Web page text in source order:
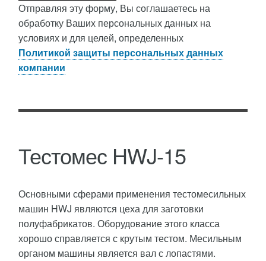
Отправляя эту форму, Вы соглашаетесь на
обработку Ваших персональных данных на
условиях и для целей, определенных
Политикой защиты персональных данных
компании
Тестомес HWJ-15
Основными сферами применения тестомесильных
машин HWJ являются цеха для заготовки
полуфабрикатов. Оборудование этого класса
хорошо справляется с крутым тестом. Месильным
органом машины является вал с лопастями.